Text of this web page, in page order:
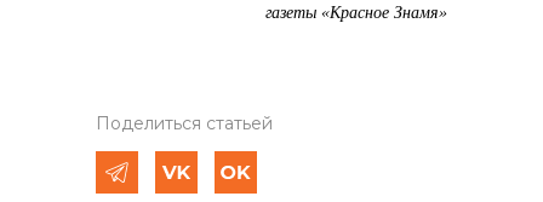
газеты «Красное Знамя»
Поделиться статьей